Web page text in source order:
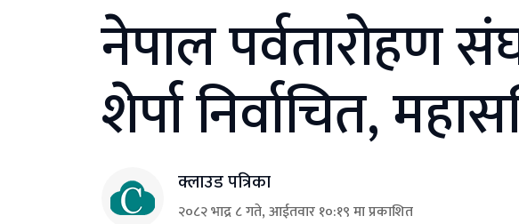
नेपाल पर्वतारोहण
शेर्पा निर्वाचित,
क्लाउड पत्रिका
२०८२ भाद्र ८ गते, आईतवार १०:१९ मा प्रकाशित